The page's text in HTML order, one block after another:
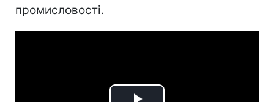
промисловості.